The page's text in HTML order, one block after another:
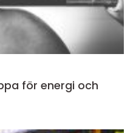
för energi och